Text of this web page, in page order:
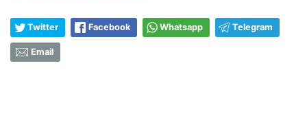
Twitter Facebook Whatsapp Telegram
Email